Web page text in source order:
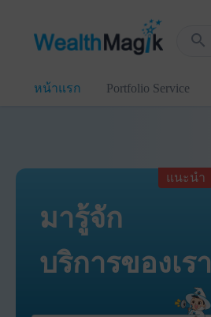
search
หน้าแรก Portfolio Service
แนะนำ
มารู้จัก
บริการของเรา